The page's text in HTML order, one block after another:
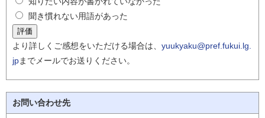
聞き慣れない用語があった
より詳しくご感想をいただける場合は、 yuukyaku@pref.fukui.lg.
jpまでメールでお送りください。
お問い合わせ先